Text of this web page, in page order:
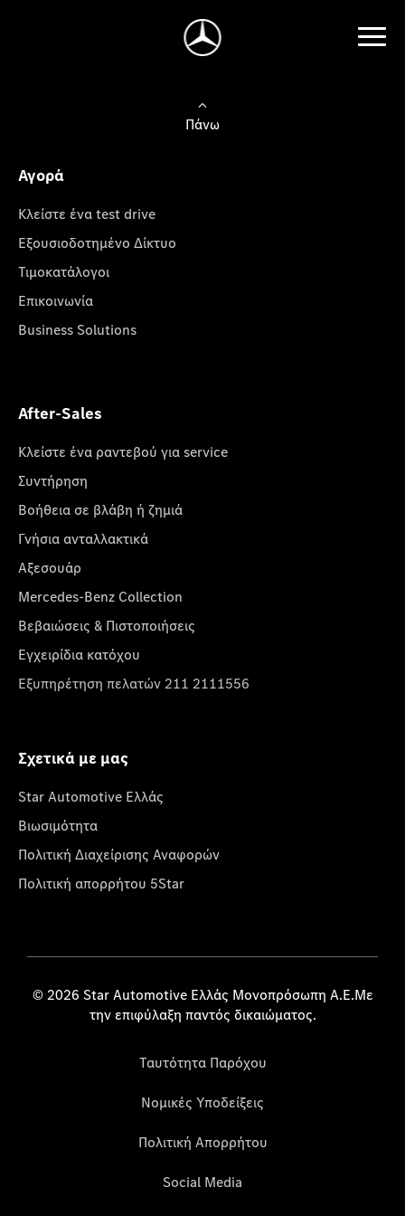
Πάνω
Αγορά
Κλείστε ένα test drive
Εξουσιοδοτημένο Δίκτυο
Τιμοκατάλογοι
Επικοινωνία
Business Solutions
After-Sales
Κλείστε ένα ραντεβού για service
Συντήρηση
Βοήθεια σε βλάβη ή ζημιά
Γνήσια ανταλλακτικά
Αξεσουάρ
Mercedes-Benz Collection
Βεβαιώσεις & Πιστοποιήσεις
Εγχειρίδια κατόχου
Εξυπηρέτηση πελατών 211 2111556
Σχετικά με μας
Star Automotive Ελλάς
Βιωσιμότητα
Πολιτική Διαχείρισης Αναφορών
Πολιτική απορρήτου 5Star
© 2026 Star Automotive Ελλάς Μονοπρόσωπη Α.Ε.Με
την επιφύλαξη παντός δικαιώματος.
Ταυτότητα Παρόχου
Νομικές Υποδείξεις
Πολιτική Απορρήτου
Social Media